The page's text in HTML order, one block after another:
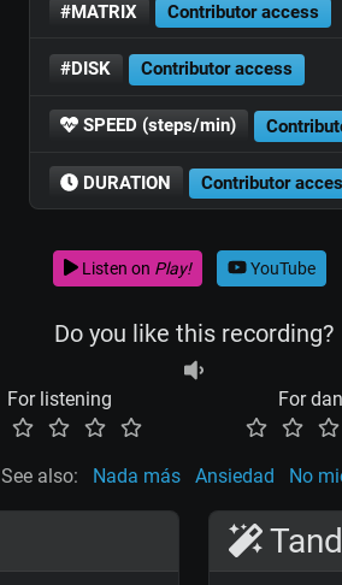
#MATRIX Contributor access
#DISK Contributor access
SPEED (steps/min)
DURATION Contributor
Listen on Play! YouTube
Do you like this recording?
For listening For
See also: Nada más Ansiedad No